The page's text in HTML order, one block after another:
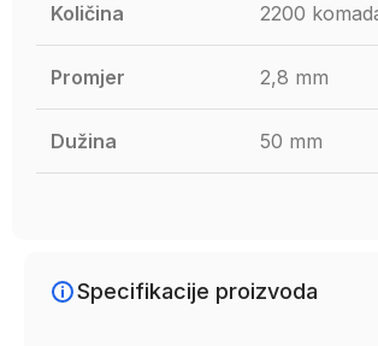
Količina 2200
Promjer 2,8 mm
Dužina 50 mm
Specifikacije proizvoda